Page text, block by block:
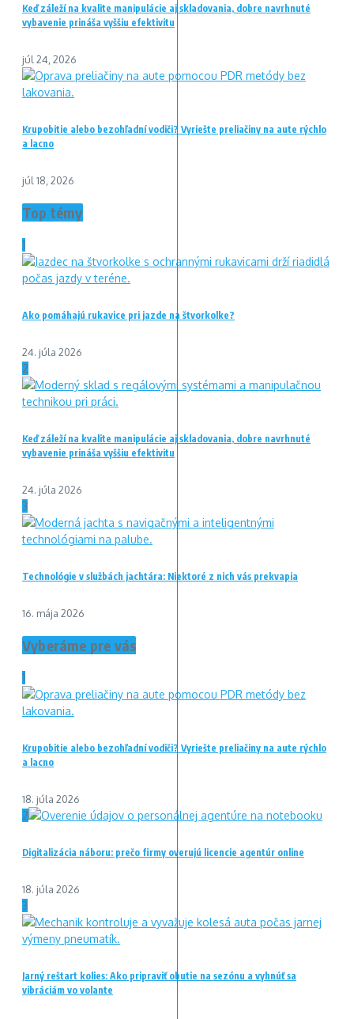
Keď záleží na kvalite manipulácie aj skladovania, dobre navrhnuté
vybavenie prináša vyššiu efektivitu
júl 24, 2026
Krupobitie alebo bezohľadní vodiči? Vyriešte preliačiny na aute rýchlo
a lacno
júl 18, 2026
Top témy
1
Ako pomáhajú rukavice pri jazde na štvorkolke?
24. júla 2026
2
Keď záleží na kvalite manipulácie aj skladovania, dobre navrhnuté
vybavenie prináša vyššiu efektivitu
24. júla 2026
3
Technológie v službách jachtára: Niektoré z nich vás prekvapia
16. mája 2026
Vyberáme pre vás
1
Krupobitie alebo bezohľadní vodiči? Vyriešte preliačiny na aute rýchlo
a lacno
18. júla 2026
2
Digitalizácia náboru: prečo firmy overujú licencie agentúr online
18. júla 2026
3
Jarný reštart kolies: Ako pripraviť obutie na sezónu a vyhnúť sa
vibráciám vo volante